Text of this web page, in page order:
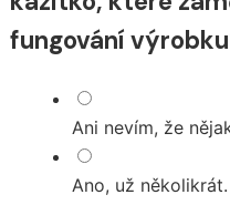
fungování
Ani nevím, že
Ano, už několikrát.